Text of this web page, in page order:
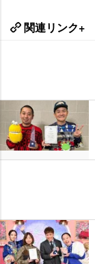
関連リンク+